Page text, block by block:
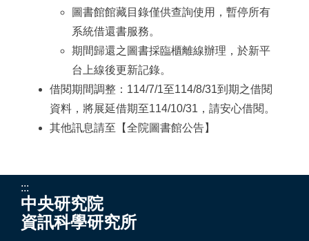
圖書館館藏目錄僅供查詢使用，暫停所有
系統借還書服務。
期間歸還之圖書採臨櫃離線辦理，於新平
台上線後更新記錄。
借閱期間調整：114/7/1至114/8/31到期之借閱
資料，將展延借期至114/10/31，請安心借閱。
其他訊息請至【全院圖書館公告】
:::
中央研究院
資訊科學研究所